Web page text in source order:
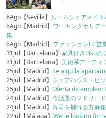
8Ago【Sevilla】ルームシェアメイ
8Ago【Madrid】 ワーキングホリデ
集
6Ago【Madrid】 ファッションEC営
31Jul【Barcelona】家具付きPisoの
31Jul【Barcelona】美術系アーティ
25Jul【Madrid】Se alquila
25Jul【Madrid】 シェアハウス・ピ
25Jul【Madrid】Oferta de empleo:
24Jul【Madrid】今話題のマドリー
24Jul【Madrid】寿司を握れる方募集
22Jul【Málaga】We’re looking for